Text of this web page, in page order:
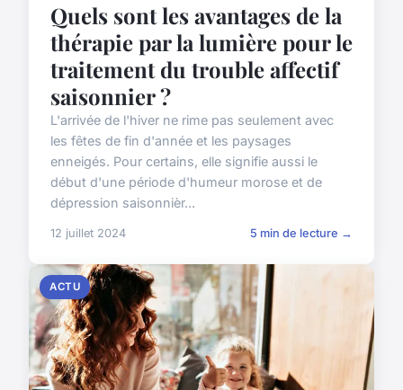
Quels sont les avantages de la
thérapie par la lumière pour le
traitement du trouble affectif
saisonnier ?
L'arrivée de l'hiver ne rime pas seulement avec
les fêtes de fin d'année et les paysages
enneigés. Pour certains, elle signifie aussi le
début d'une période d'humeur morose et de
dépression saisonnièr...
12 juillet 2024 5 min de lecture →
ACTU